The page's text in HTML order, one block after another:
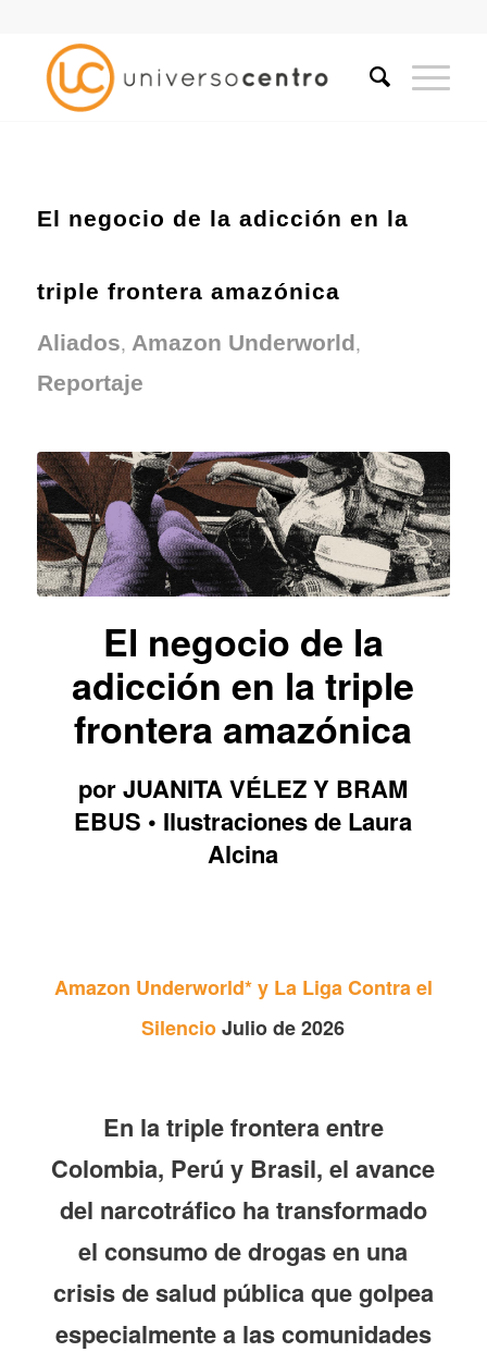
El negocio de la adicción en la
triple frontera amazónica
Aliados, Amazon Underworld,
Reportaje
El negocio de la
adicción en la triple
frontera amazónica
por JUANITA VÉLEZ Y BRAM
EBUS • Ilustraciones de Laura
Alcina
Amazon Underworld* y La Liga Contra el
SilencioJulio de 2026
En la triple frontera entre
Colombia, Perú y Brasil, el avance
del narcotráfico ha transformado
el consumo de drogas en una
crisis de salud pública que golpea
especialmente a las comunidades